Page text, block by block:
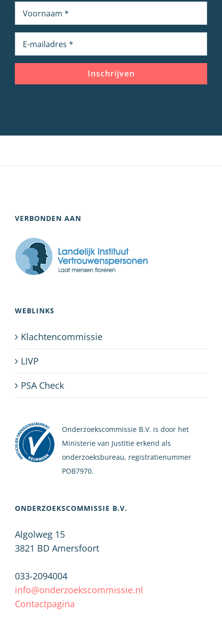
VERBONDEN AAN
WEBLINKS
Klachtencommissie
LIVP
PSA Check
Onderzoekscommissie B.V. is door het
Ministerie van Justitie erkend als
onderzoeksbureau, registratienummer
POB7970.
ONDERZOEKSCOMMISSIE B.V.
Algolweg 15
3821 BD Amersfoort
033-2094004
info@onderzoekscommissie.nl
Contactpagina